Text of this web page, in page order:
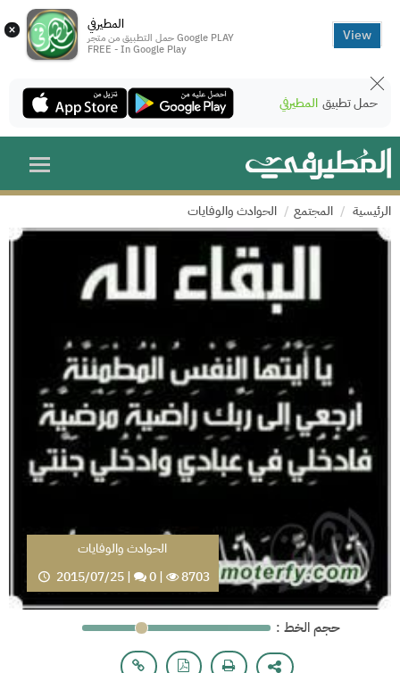
× المطيرفي
حمل التطبيق من متجر Google PLAY
FREE - In Google Play
View
حمل تطبيق المطيرفي
الرئيسية المجتمع الحوادث والوفايات
الحوادث والوفايات
2015/07/25| 0| 8703
: حجم الخط